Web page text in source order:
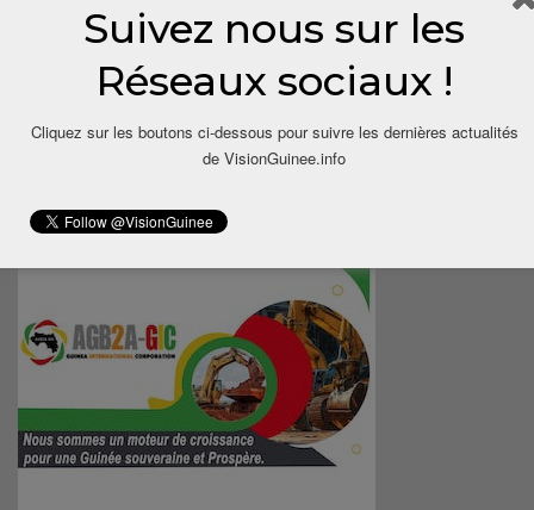
Suivez nous sur les
Réseaux sociaux !
Cliquez sur les boutons ci-dessous pour suivre les dernières actualités
de VisionGuinee.info